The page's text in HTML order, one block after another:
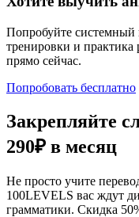
Попробуйте системный
тренировки и практика
прямо сейчас.
Попробовать бесплатно
Закрепляйте
290₽ в месяц
Не просто учите
100LEVELS вас ждут
грамматики. Скидка